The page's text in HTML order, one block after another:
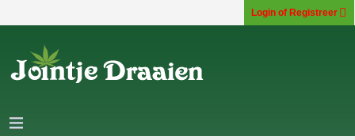
Login of Registreer